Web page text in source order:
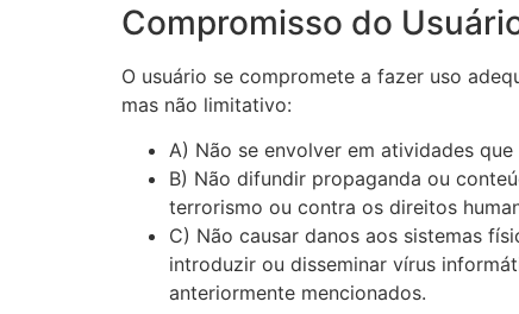
Compromisso do
O usuário se compromete a fazer uso
mas não limitativo:
A) Não se envolver em atividades
B) Não difundir propaganda ou
terrorismo ou contra os direitos
C) Não causar danos aos sistemas
introduzir ou disseminar vírus
anteriormente mencionados.